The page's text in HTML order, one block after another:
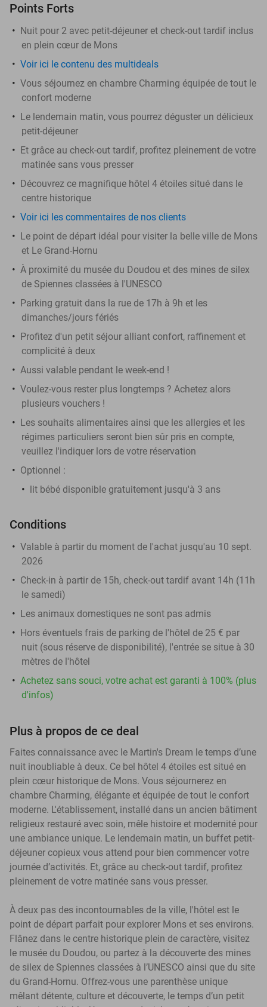
Points Forts
Nuit pour 2 avec petit-déjeuner et check-out tardif inclus
en plein cœur de Mons
Voir ici le contenu des multideals
Vous séjournez en chambre Charming équipée de tout le
confort moderne
Le lendemain matin, vous pourrez déguster un délicieux
petit-déjeuner
Et grâce au check-out tardif, profitez pleinement de votre
matinée sans vous presser
Découvrez ce magnifique hôtel 4 étoiles situé dans le
centre historique
Voir ici les commentaires de nos clients
Le point de départ idéal pour visiter la belle ville de Mons
et Le Grand-Hornu
À proximité du musée du Doudou et des mines de silex
de Spiennes classées à l'UNESCO
Parking gratuit dans la rue de 17h à 9h et les
dimanches/jours fériés
Profitez d'un petit séjour alliant confort, raffinement et
complicité à deux
Aussi valable pendant le week-end !
Voulez-vous rester plus longtemps ? Achetez alors
plusieurs vouchers !
Les souhaits alimentaires ainsi que les allergies et les
régimes particuliers seront bien sûr pris en compte,
veuillez l'indiquer lors de votre réservation
Optionnel :
lit bébé disponible gratuitement jusqu'à 3 ans
Conditions
Valable à partir du moment de l'achat jusqu'au 10 sept.
2026
Check-in à partir de 15h, check-out tardif avant 14h (11h
le samedi)
Les animaux domestiques ne sont pas admis
Hors éventuels frais de parking de l'hôtel de 25 € par
nuit (sous réserve de disponibilité), l'entrée se situe à 30
mètres de l'hôtel
Achetez sans souci, votre achat est garanti à 100% (plus
d'infos)
Plus à propos de ce deal
Faites connaissance avec le Martin's Dream le temps d’une
nuit inoubliable à deux. Ce bel hôtel 4 étoiles est situé en
plein cœur historique de Mons. Vous séjournerez en
chambre Charming, élégante et équipée de tout le confort
moderne. L'établissement, installé dans un ancien bâtiment
religieux restauré avec soin, mêle histoire et modernité pour
une ambiance unique. Le lendemain matin, un buffet petit-
déjeuner copieux vous attend pour bien commencer votre
journée d’activités. Et, grâce au check-out tardif, profitez
pleinement de votre matinée sans vous presser.
À deux pas des incontournables de la ville, l'hôtel est le
point de départ parfait pour explorer Mons et ses environs.
Flânez dans le centre historique plein de caractère, visitez
le musée du Doudou, ou partez à la découverte des mines
de silex de Spiennes classées à l’UNESCO ainsi que du site
du Grand-Hornu. Offrez-vous une parenthèse unique
mêlant détente, culture et découverte, le temps d’un petit